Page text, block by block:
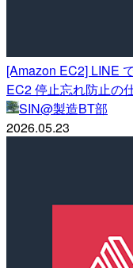
[Amazon EC2] LINE
EC2 停止忘れ防止の
SIN@製造BT部
2026.05.23